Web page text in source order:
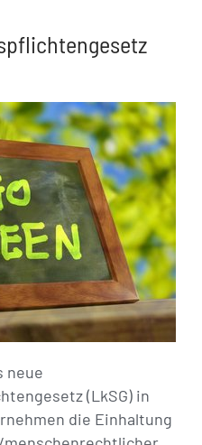
neue
(LkSG) in
die Einhaltung